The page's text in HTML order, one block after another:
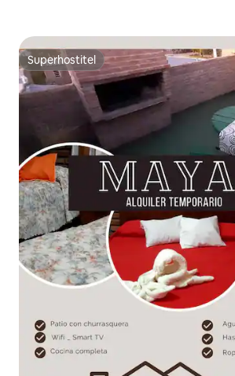
Superhostiteľ
Superhostiteľ